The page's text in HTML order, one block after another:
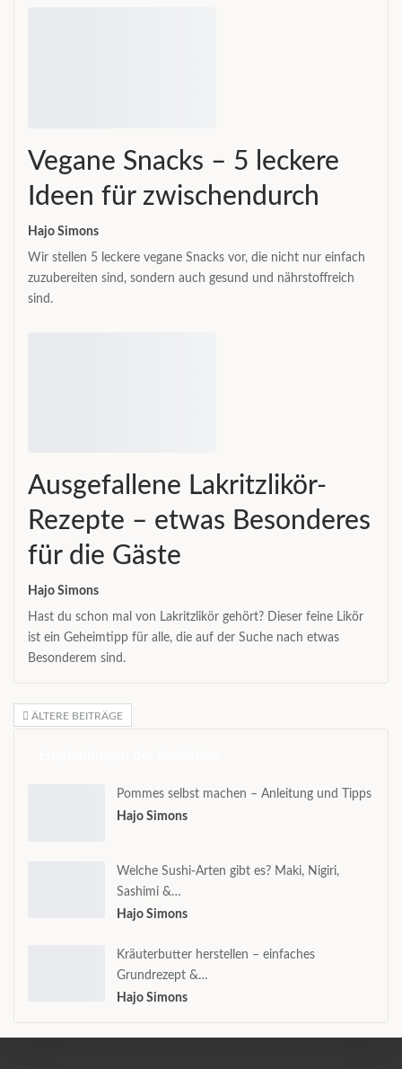
Vegane Snacks – 5 leckere
Ideen für zwischendurch
Hajo Simons
Wir stellen 5 leckere vegane Snacks vor, die nicht nur einfach
zuzubereiten sind, sondern auch gesund und nährstoffreich
sind.
Ausgefallene Lakritzlikör-
Rezepte – etwas Besonderes
für die Gäste
Hajo Simons
Hast du schon mal von Lakritzlikör gehört? Dieser feine Likör
ist ein Geheimtipp für alle, die auf der Suche nach etwas
Besonderem sind.
ÄLTERE BEITRÄGE
Pommes selbst machen – Anleitung und Tipps
Hajo Simons
Welche Sushi-Arten gibt es? Maki, Nigiri,
Sashimi &…
Hajo Simons
Kräuterbutter herstellen – einfaches
Grundrezept &…
Hajo Simons